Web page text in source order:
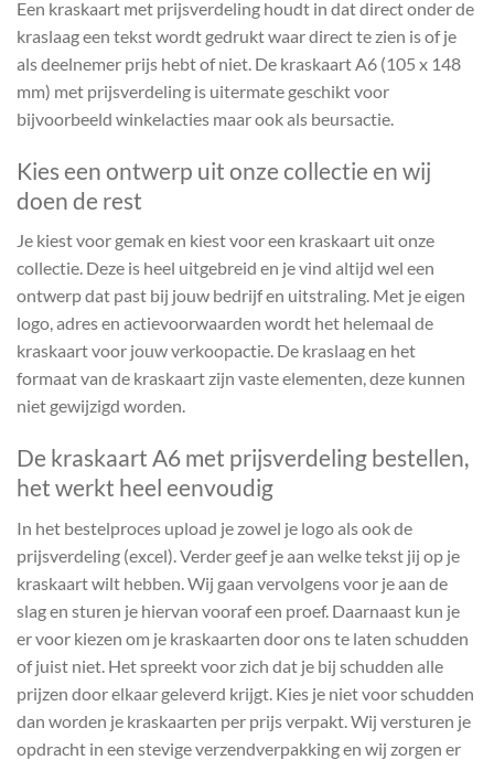
Een kraskaart met prijsverdeling houdt in dat direct onder de
kraslaag een tekst wordt gedrukt waar direct te zien is of je
als deelnemer prijs hebt of niet. De kraskaart A6 (105 x 148
mm) met prijsverdeling is uitermate geschikt voor
bijvoorbeeld winkelacties maar ook als beursactie.
Kies een ontwerp uit onze collectie en wij
doen de rest
Je kiest voor gemak en kiest voor een kraskaart uit onze
collectie. Deze is heel uitgebreid en je vind altijd wel een
ontwerp dat past bij jouw bedrijf en uitstraling. Met je eigen
logo, adres en actievoorwaarden wordt het helemaal de
kraskaart voor jouw verkoopactie. De kraslaag en het
formaat van de kraskaart zijn vaste elementen, deze kunnen
niet gewijzigd worden.
De kraskaart A6 met prijsverdeling bestellen,
het werkt heel eenvoudig
In het bestelproces upload je zowel je logo als ook de
prijsverdeling (excel). Verder geef je aan welke tekst jij op je
kraskaart wilt hebben. Wij gaan vervolgens voor je aan de
slag en sturen je hiervan vooraf een proef. Daarnaast kun je
er voor kiezen om je kraskaarten door ons te laten schudden
of juist niet. Het spreekt voor zich dat je bij schudden alle
prijzen door elkaar geleverd krijgt. Kies je niet voor schudden
dan worden je kraskaarten per prijs verpakt. Wij versturen je
opdracht in een stevige verzendverpakking en wij zorgen er